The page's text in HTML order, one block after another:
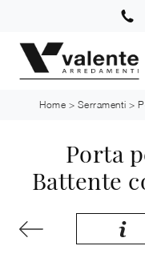
Home > Serramenti >
Porta
Battente